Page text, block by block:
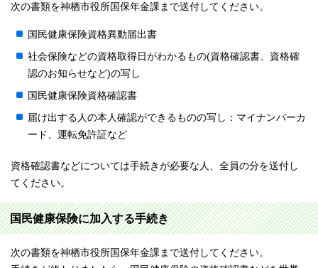
次の書類を神栖市役所国保年金課まで送付してください。
国民健康保険資格異動届出書
社会保険などの資格取得日がわかるもの(資格確認書、資格確
認のお知らせなど)の写し
国民健康保険資格確認書
届け出する人の本人確認ができるものの写し：マイナンバーカ
ード、運転免許証など
資格確認書などについては手続きが必要な人、全員の分を送付し
てください。
国民健康保険に加入する手続き
次の書類を神栖市役所国保年金課まで送付してください。